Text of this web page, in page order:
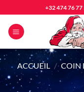
au
contenu
+32 474 76 77
ACCUEIL / COIN